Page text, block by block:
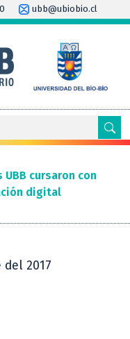
ubb@ubiobio.cl
cursaron con
digital
2017